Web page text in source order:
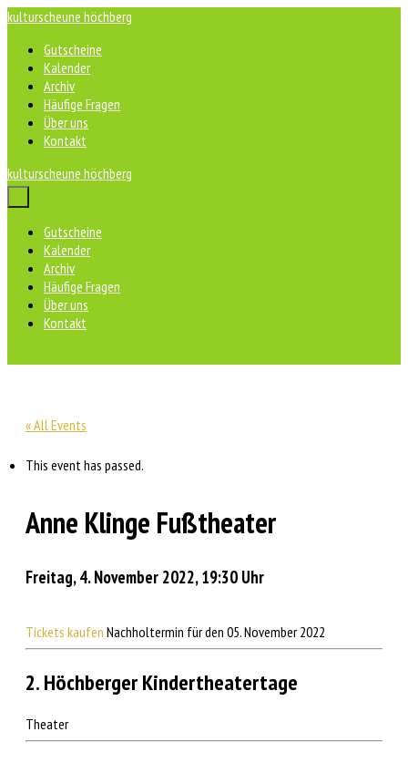
Zum
springen
kulturscheune höchberg
Gutscheine
Kalender
Archiv
Häufige Fragen
Über uns
Kontakt
kulturscheune höchberg
Menü-
Gutscheine
Kalender
Archiv
Häufige Fragen
Über uns
Kontakt
« All Events
This event has passed.
Anne Klinge Fußtheater
Freitag, 4. November 2022, 19:30 Uhr
Tickets kaufen Nachholtermin für den 05. November 2022
2. Höchberger Kindertheatertage
Theater